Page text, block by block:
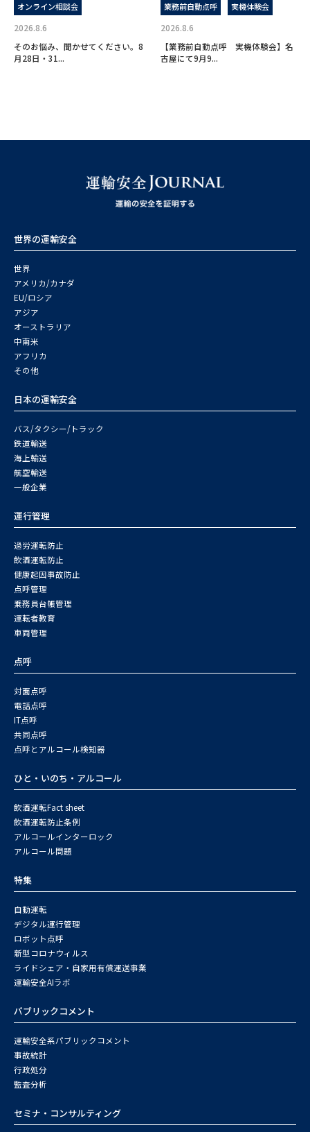
オンライン相談会
2026.8.6
そのお悩み、聞かせてください。8
月28日・31...
業務前自動点呼 実機体験会
2026.8.6
【業務前自動点呼 実機体験会】名
古屋にて9月9...
世界の運輸安全
世界
アメリカ/カナダ
EU/ロシア
アジア
オーストラリア
中南米
アフリカ
その他
日本の運輸安全
バス/タクシー/トラック
鉄道輸送
海上輸送
航空輸送
一般企業
運行管理
過労運転防止
飲酒運転防止
健康起因事故防止
点呼管理
乗務員台帳管理
運転者教育
車両管理
点呼
対面点呼
電話点呼
IT点呼
共同点呼
点呼とアルコール検知器
ひと・いのち・アルコール
飲酒運転Fact sheet
飲酒運転防止条例
アルコールインターロック
アルコール問題
特集
自動運転
デジタル運行管理
ロボット点呼
新型コロナウィルス
ライドシェア・自家用有償運送事業
運輸安全AIラボ
パブリックコメント
運輸安全系パブリックコメント
事故統計
行政処分
監査分析
セミナ・コンサルティング